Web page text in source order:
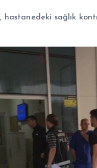
hastanedeki sağlık